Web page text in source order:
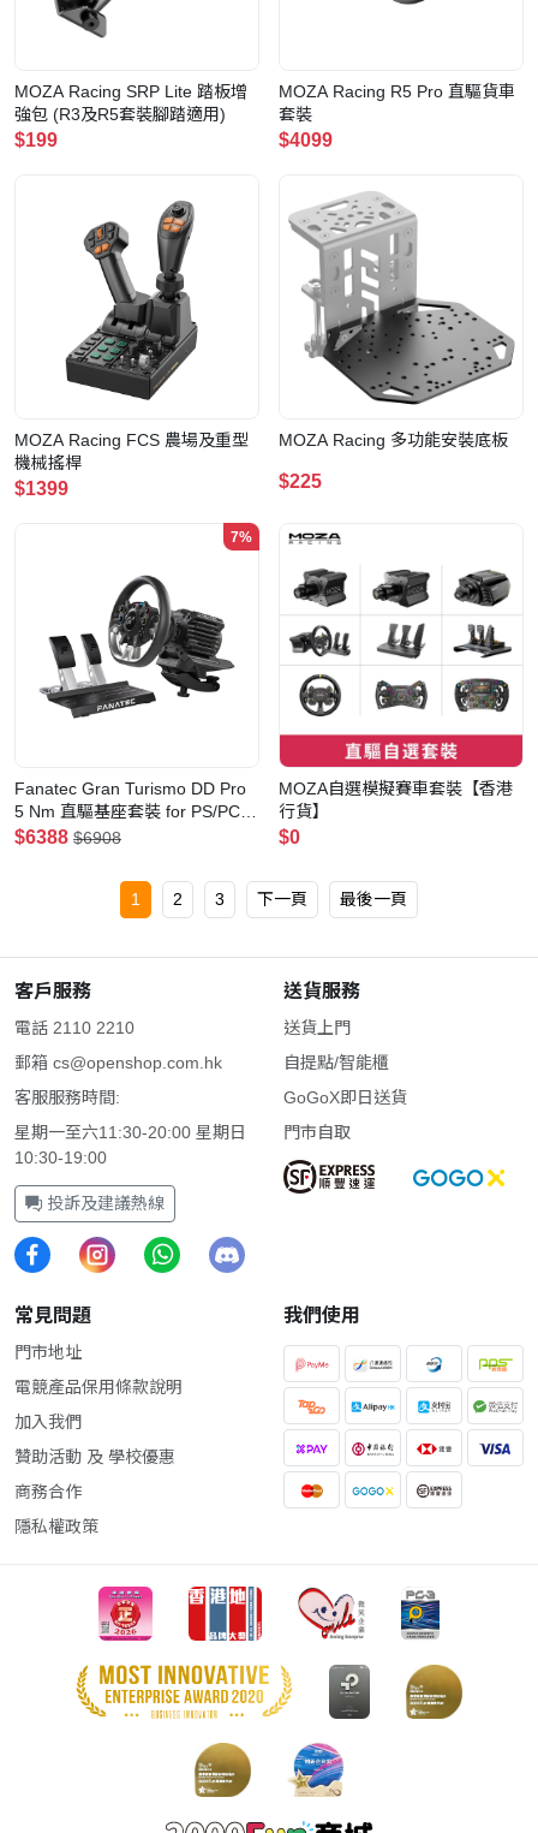
MOZA Racing SRP Lite 踏板增
強包 (R3及R5套裝腳踏適用)
$199
MOZA Racing R5 Pro 直驅貨車
套裝
$4099
MOZA Racing FCS 農場及重型
機械搖桿
$1399
MOZA Racing 多功能安裝底板
$225
7%
Fanatec Gran Turismo DD Pro
5 Nm 直驅基座套裝 for PS/PC |
可升級電源提升至8nm
$6388 $6908
MOZA自選模擬賽車套裝【香港
行貨】
$0
1 2 3 下一頁 最後一頁
客戶服務
電話 2110 2210
郵箱 cs@openshop.com.hk
客服服務時間:
星期一至六11:30-20:00 星期日
10:30-19:00
投訴及建議熱線
送貨服務
送貨上門
自提點/智能櫃
GoGoX即日送貨
門市自取
常見問題
門市地址
電競產品保用條款說明
加入我們
贊助活動 及 學校優惠
商務合作
隱私權政策
我們使用